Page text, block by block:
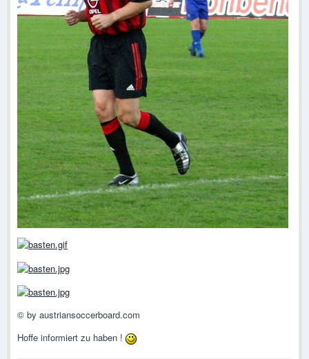
© by austriansoccerboard.com
Hoffe informiert zu haben !